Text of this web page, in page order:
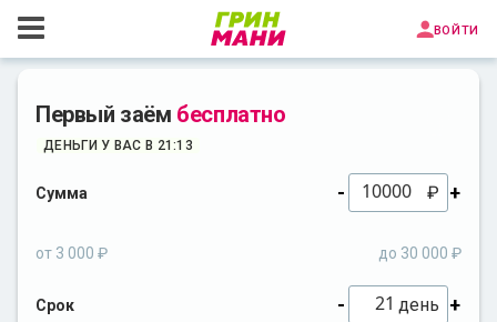
войти
Первый заём бесплатно
ДЕНЬГИ У ВАС В 21:13
Сумма - ₽ +
от 3 000 ₽ до 30 000 ₽
Срок - день +